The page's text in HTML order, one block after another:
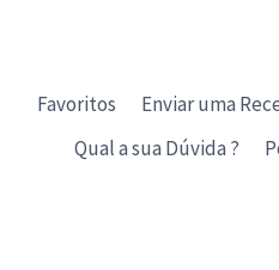
Favoritos Enviar uma
Qual a sua Dúvida ?